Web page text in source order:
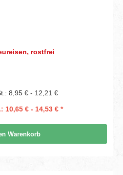
rostfrei
8,95 € - 12,21 €
10,65 € - 14,53 € *
Warenkorb